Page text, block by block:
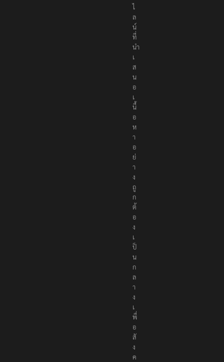
ไ
ล
น์
ที่
นำ
เ
ส
น
อ
เ
นื้
อ
ห
า
อ
ย่
า
ง
ถู
ก
ต้
อ
ง
เ
ป็
น
ก
ล
า
ง
เ
พื่
อ
สั
ง
ค